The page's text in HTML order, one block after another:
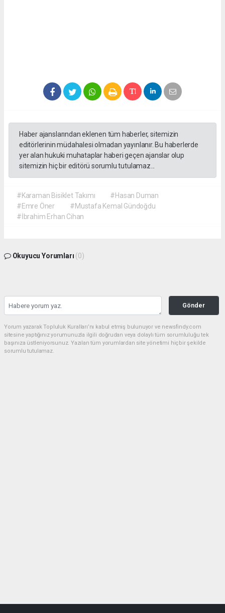
Haber ajanslarından eklenen tüm haberler, sitemizin
editörlerinin müdahalesi olmadan yayınlanır. Bu haberlerde
yer alan hukuki muhataplar haberi geçen ajanslar olup
sitemizin hiç bir editörü sorumlu tutulamaz...
#Karaman Bisiklet Takımı
#Hasan Duman
#Emre Öner
#Mustafa Kemal Gündoğdu
#İbrahim Erhan Cihan
Okuyucu Yorumları (0)
Gönder
Yorum yazarak Topluluk Kuralları’nı kabul etmiş bulunuyor ve newsfindy.com
sitesine yaptığınız yorumunuzla ilgili doğrudan veya dolaylı tüm sorumluluğu tek
başınıza üstleniyorsunuz. Yazılan tüm yorumlardan site yönetimi hiçbir şekilde
sorumlu tutulamaz.